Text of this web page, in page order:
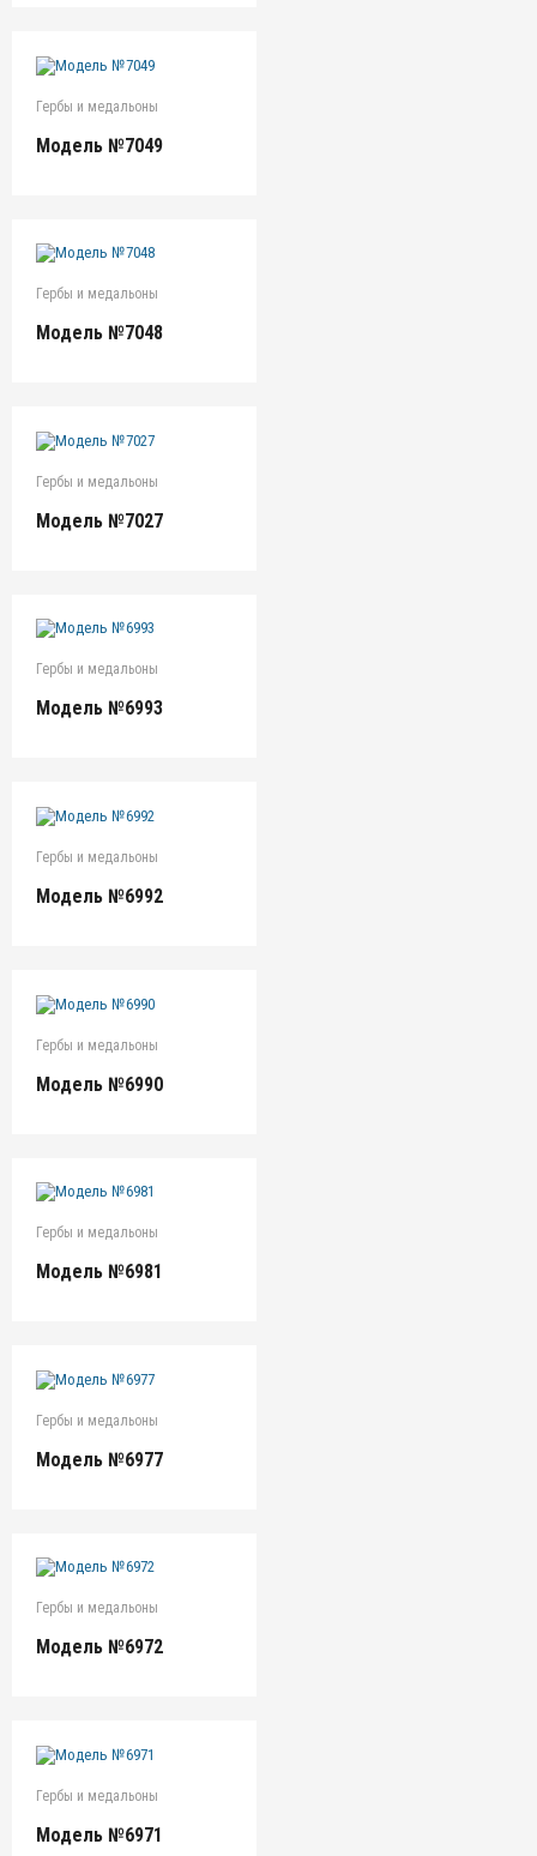
Гербы и медальоны
Модель №7049
Гербы и медальоны
Модель №7048
Гербы и медальоны
Модель №7027
Гербы и медальоны
Модель №6993
Гербы и медальоны
Модель №6992
Гербы и медальоны
Модель №6990
Гербы и медальоны
Модель №6981
Гербы и медальоны
Модель №6977
Гербы и медальоны
Модель №6972
Гербы и медальоны
Модель №6971